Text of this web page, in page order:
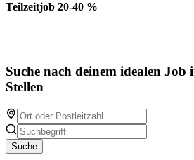
Teilzeitjob 20-40 %
Suche nach deinem idealen Job
Stellen
Suche